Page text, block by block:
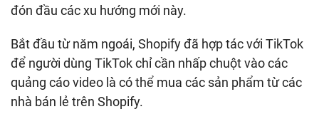
đón đầu các xu hướng mới này.
Bắt đầu từ năm ngoái, Shopify đã hợp tác với TikTok
để người dùng TikTok chỉ cần nhấp chuột vào các
quảng cáo video là có thể mua các sản phẩm từ các
nhà bán lẻ trên Shopify.